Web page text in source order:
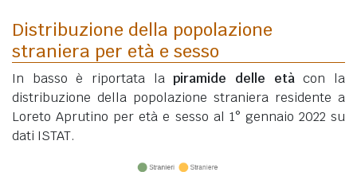
Distribuzione della popolazione
straniera per età e sesso
In basso è riportata lapiramide delle etàcon la
distribuzione della popolazione straniera residente a
Loreto Aprutino per età e sesso al 1° gennaio 2022 su
dati ISTAT.